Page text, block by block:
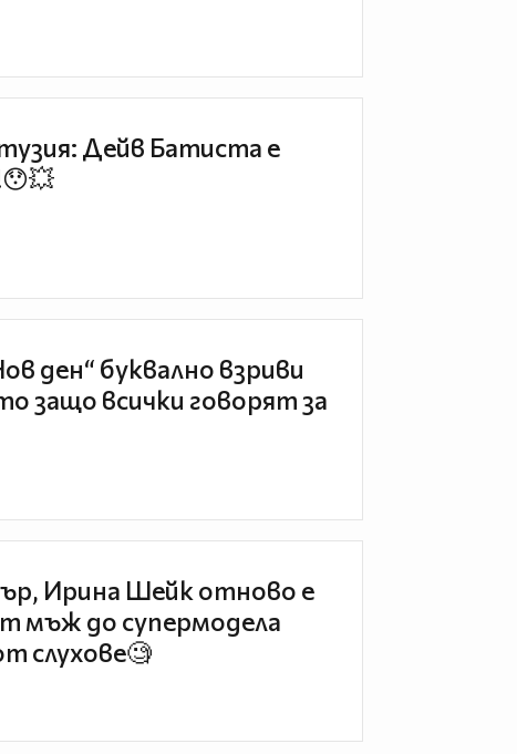
Дейв Батиста е
ден“ буквално взриви
защо всички говорят за
Ирина Шейк отново е
мъж до супермодела
слухове🧐